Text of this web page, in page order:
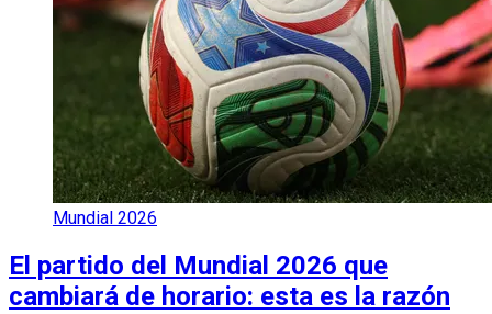
Mundial 2026
El partido del Mundial 2026 que
cambiará de horario: esta es la razón